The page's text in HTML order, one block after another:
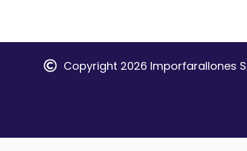
Copyright 2026 Imporfarallones